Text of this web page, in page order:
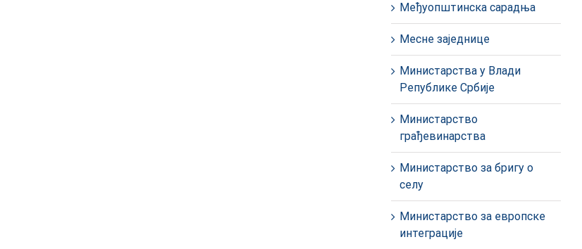
Међуопштинска сарадња
Месне заједнице
Министарства у Влади
Републике Србије
Министарство
грађевинарства
Министарство за бригу о
селу
Министарство за европске
интеграције